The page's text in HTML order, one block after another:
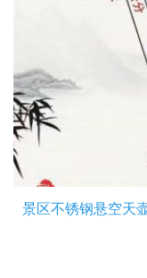
景区不锈钢悬空天